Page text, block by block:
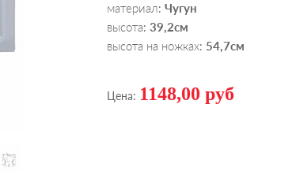
материал: Чугун
высота: 39,2см
высота на ножках: 54,7см
Цена: 1148,00 руб